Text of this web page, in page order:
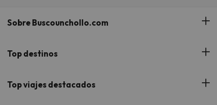
Sobre Buscounchollo.com
¿Quiénes somos?
Buscounchollo en los medios
Top destinos
Hoteles Andalucía
Top viajes destacados